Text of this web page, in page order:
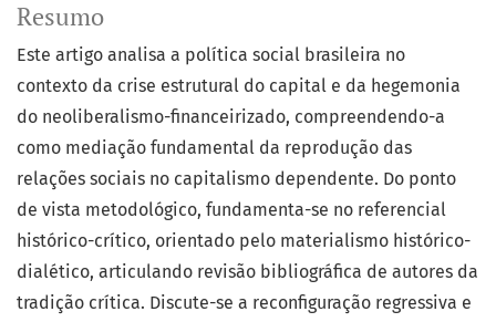
Resumo
Este artigo analisa a política social brasileira no
contexto da crise estrutural do capital e da hegemonia
do neoliberalismo-financeirizado, compreendendo-a
como mediação fundamental da reprodução das
relações sociais no capitalismo dependente. Do ponto
de vista metodológico, fundamenta-se no referencial
histórico-crítico, orientado pelo materialismo histórico-
dialético, articulando revisão bibliográfica de autores da
tradição crítica. Discute-se a reconfiguração regressiva e